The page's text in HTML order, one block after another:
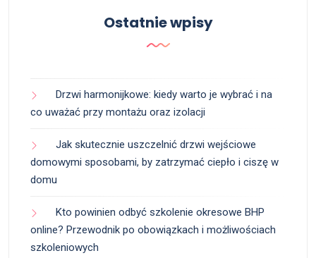
Ostatnie wpisy
Drzwi harmonijkowe: kiedy warto je wybrać i na
co uważać przy montażu oraz izolacji
Jak skutecznie uszczelnić drzwi wejściowe
domowymi sposobami, by zatrzymać ciepło i ciszę w
domu
Kto powinien odbyć szkolenie okresowe BHP
online? Przewodnik po obowiązkach i możliwościach
szkoleniowych